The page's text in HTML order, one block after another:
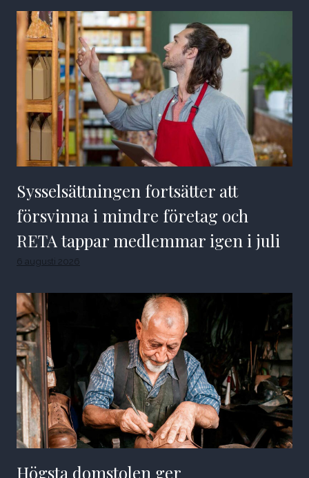
Sysselsättningen fortsätter att
försvinna i mindre företag och
RETA tappar medlemmar igen i juli
6 augusti 2026
Högsta domstolen ger